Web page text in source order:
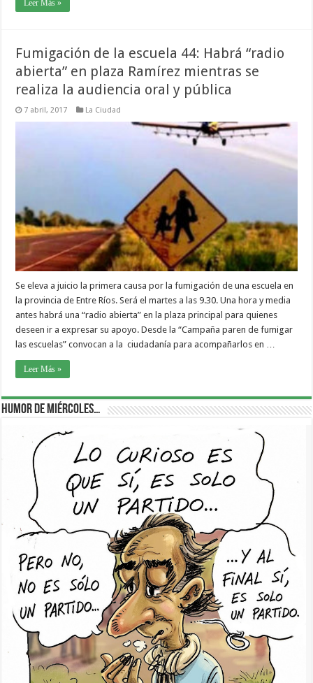
Leer Más »
Fumigación de la escuela 44: Habrá “radio
abierta” en plaza Ramírez mientras se
realiza la audiencia oral y pública
7 abril, 2017 La Ciudad
Se eleva a juicio la primera causa por la fumigación de una escuela en
la provincia de Entre Ríos. Será el martes a las 9.30. Una hora y media
antes habrá una “radio abierta” en la plaza principal para quienes
deseen ir a expresar su apoyo. Desde la “Campaña paren de fumigar
las escuelas” convocan a la ciudadanía para acompañarlos en …
Leer Más »
Humor de Miércoles…